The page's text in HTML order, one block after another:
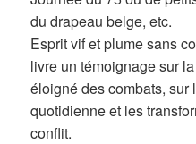
du drapeau belge, etc.
Esprit vif et plume sans
livre un témoignage sur
éloigné des combats, sur
quotidienne et les
conflit.